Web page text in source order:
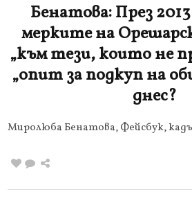
Бенатова: През
мерките на
„към тези, които не
„опит за подкуп на
днес?
Миролюба Бенатова, Фейсбук,